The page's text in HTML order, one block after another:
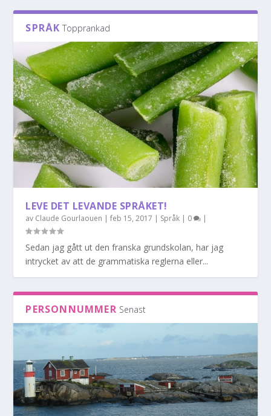
SPRÅK Topprankad
LEVE DET LEVANDE SPRÅKET!
av Claude Gourlaouen |feb 15, 2017 | Språk | 0 |
Sedan jag gått ut den franska grundskolan, har jag
intrycket av att de grammatiska reglerna eller...
PERSONNUMMER Senast